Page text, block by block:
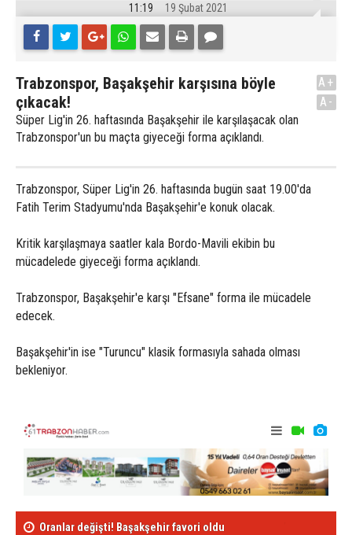
11:19 19 Şubat 2021
Trabzonspor, Başakşehir karşısına böyle
çıkacak!
Süper Lig'in 26. haftasında Başakşehir ile karşılaşacak olan
Trabzonspor'un bu maçta giyeceği forma açıklandı.
A+
A-
Trabzonspor, Süper Lig'in 26. haftasında bugün saat 19.00'da
Fatih Terim Stadyumu'nda Başakşehir'e konuk olacak.
Kritik karşılaşmaya saatler kala Bordo-Mavili ekibin bu
mücadelede giyeceği forma açıklandı.
Trabzonspor, Başakşehir'e karşı "Efsane" forma ile mücadele
edecek.
Başakşehir'in ise "Turuncu" klasik formasıyla sahada olması
bekleniyor.
Oranlar değişti! Başakşehir favori oldu